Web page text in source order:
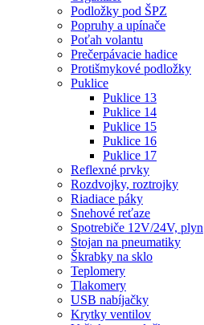
Podložky pod ŠPZ
Popruhy a upínače
Poťah volantu
Prečerpávacie hadice
Protišmykové podložky
Puklice
Puklice 13
Puklice 14
Puklice 15
Puklice 16
Puklice 17
Reflexné prvky
Rozdvojky, roztrojky
Riadiace páky
Snehové reťaze
Spotrebiče 12V/24V, plyn
Stojan na pneumatiky
Škrabky na sklo
Teplomery
Tlakomery
USB nabíjačky
Krytky ventilov